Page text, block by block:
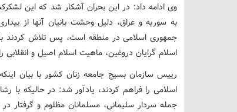
وی ادامه داد: در این بحران آشکار شد که این
به سوریه و عراق، دلیل وحشت بانیان آنها از
جمهوری اسلامی در منطقه است، پس تلاش کردند با
اسلام گرایان دروغین، ماهیت اسلام اصیل و
رییس سازمان بسیج جامعه زنان کشور با بیان
اسلامی را فراهم کردند، یادآور شد: در حالیکه با
جمله سردار سلیمانی، مسلمانان مظلوم و